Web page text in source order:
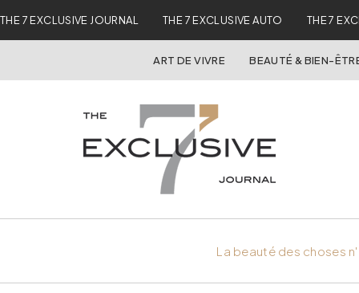
THE 7 EXCLUSIVE JOURNAL THE 7 EXCLUSIVE AUTO THE 7
ART DE VIVRE BEAUTÉ & BIEN-
La beauté des choses